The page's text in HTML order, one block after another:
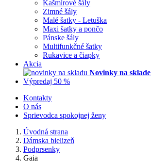
Kašmírové šály
Zimné šály
Malé šatky - Letuška
Maxi šatky a pončo
Pánske šály
Multifunkčné šatky
Rukavice a čiapky
Akcia
Novinky na sklade
Výpredaj 50 %
Kontakty
O nás
Sprievodca spokojnej ženy
Úvodná strana
Dámska bielizeň
Podprsenky
Gaia